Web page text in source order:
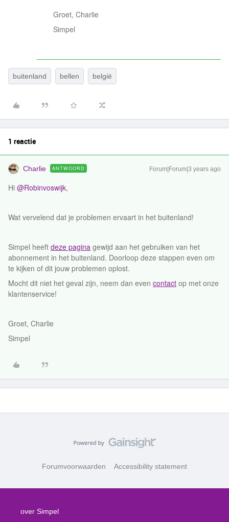
Groet, Charlie
Simpel
buitenland bellen belgië
1 reactie
Charlie ANTWOORD Forum|Forum|3 years ago
Hi @Robinvoswijk,
Wat vervelend dat je problemen ervaart in het buitenland!
Simpel heeft deze pagina gewijd aan het gebruiken van het
abonnement in het buitenland. Doorloop deze stappen even om
te kijken of dit jouw problemen oplost.
Mocht dit niet het geval zijn, neem dan even contact op met onze
klantenservice!
Groet, Charlie
Simpel
Forumvoorwaarden Accessibility statement
over Simpel